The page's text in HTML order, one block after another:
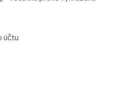
účtu